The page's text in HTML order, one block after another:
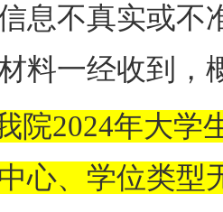
息不真实或不
料一经收到，
院2024年大学
心、学位类型